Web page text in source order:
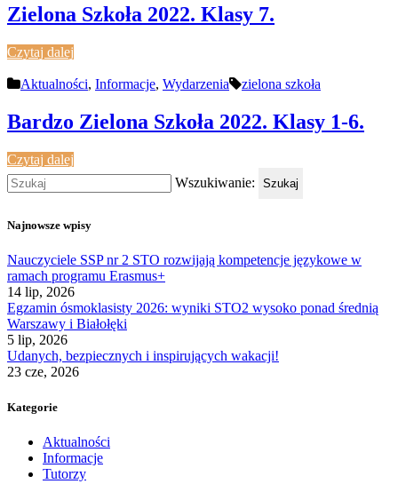
Zielona Szkoła 2022. Klasy 7.
Czytaj dalej
Aktualności, Informacje, Wydarzenia zielona szkoła
Bardzo Zielona Szkoła 2022. Klasy 1-6.
Czytaj dalej
Wszukiwanie:
Szukaj
Najnowsze wpisy
Nauczyciele SSP nr 2 STO rozwijają kompetencje językowe w
ramach programu Erasmus+
14 lip, 2026
Egzamin ósmoklasisty 2026: wyniki STO2 wysoko ponad średnią
Warszawy i Białołęki
5 lip, 2026
Udanych, bezpiecznych i inspirujących wakacji!
23 cze, 2026
Kategorie
Aktualności
Informacje
Tutorzy